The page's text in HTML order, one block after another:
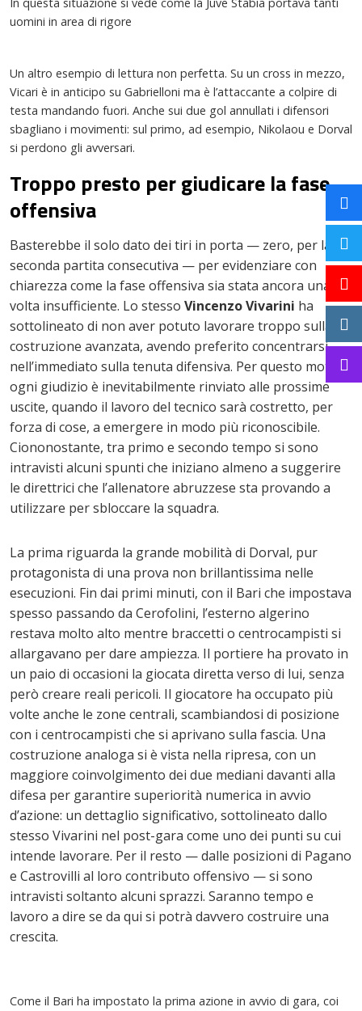
uomini in area di rigore
Un altro esempio di lettura non perfetta. Su un cross in mezzo,
Vicari è in anticipo su Gabrielloni ma è l’attaccante a colpire di
testa mandando fuori. Anche sui due gol annullati i difensori
sbagliano i movimenti: sul primo, ad esempio, Nikolaou e Dorval
si perdono gli avversari.
Troppo presto per giudicare la fase
offensiva
Basterebbe il solo dato dei tiri in porta — zero, per la
seconda partita consecutiva — per evidenziare con
chiarezza come la fase offensiva sia stata ancora una
volta insufficiente. Lo stesso Vincenzo Vivarini ha
sottolineato di non aver potuto lavorare troppo sulla
costruzione avanzata, avendo preferito concentrarsi
nell’immediato sulla tenuta difensiva. Per questo motivo
ogni giudizio è inevitabilmente rinviato alle prossime
uscite, quando il lavoro del tecnico sarà costretto, per
forza di cose, a emergere in modo più riconoscibile.
Ciononostante, tra primo e secondo tempo si sono
intravisti alcuni spunti che iniziano almeno a suggerire
le direttrici che l’allenatore abruzzese sta provando a
utilizzare per sbloccare la squadra.
La prima riguarda la grande mobilità di Dorval, pur
protagonista di una prova non brillantissima nelle
esecuzioni. Fin dai primi minuti, con il Bari che impostava
spesso passando da Cerofolini, l’esterno algerino
restava molto alto mentre braccetti o centrocampisti si
allargavano per dare ampiezza. Il portiere ha provato in
un paio di occasioni la giocata diretta verso di lui, senza
però creare reali pericoli. Il giocatore ha occupato più
volte anche le zone centrali, scambiandosi di posizione
con i centrocampisti che si aprivano sulla fascia. Una
costruzione analoga si è vista nella ripresa, con un
maggiore coinvolgimento dei due mediani davanti alla
difesa per garantire superiorità numerica in avvio
d’azione: un dettaglio significativo, sottolineato dallo
stesso Vivarini nel post-gara come uno dei punti su cui
intende lavorare. Per il resto — dalle posizioni di Pagano
e Castrovilli al loro contributo offensivo — si sono
intravisti soltanto alcuni sprazzi. Saranno tempo e
lavoro a dire se da qui si potrà davvero costruire una
crescita.
Come il Bari ha impostato la prima azione in avvio di gara, coi